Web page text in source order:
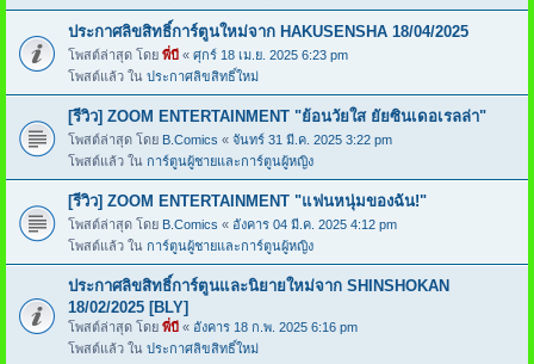
ประกาศลิขสิทธิ์การ์ตูนใหม่จาก HAKUSENSHA 18/04/2025
โพสต์ล่าสุด โดย พี่บี « ศุกร์ 18 เม.ย. 2025 6:23 pm
โพสต์แล้ว ใน ประกาศลิขสิทธิ์ใหม่
[รีวิว] ZOOM ENTERTAINMENT "ย้อนวัยใส ยัยซินเดอเรลล่า"
โพสต์ล่าสุด โดย B.Comics « จันทร์ 31 มี.ค. 2025 3:22 pm
โพสต์แล้ว ใน การ์ตูนผู้ชายและการ์ตูนผู้หญิง
[รีวิว] ZOOM ENTERTAINMENT "แฟนหนุ่มของฉัน!"
โพสต์ล่าสุด โดย B.Comics « อังคาร 04 มี.ค. 2025 4:12 pm
โพสต์แล้ว ใน การ์ตูนผู้ชายและการ์ตูนผู้หญิง
ประกาศลิขสิทธิ์การ์ตูนและนิยายใหม่จาก SHINSHOKAN
18/02/2025 [BLY]
โพสต์ล่าสุด โดย พี่บี « อังคาร 18 ก.พ. 2025 6:16 pm
โพสต์แล้ว ใน ประกาศลิขสิทธิ์ใหม่